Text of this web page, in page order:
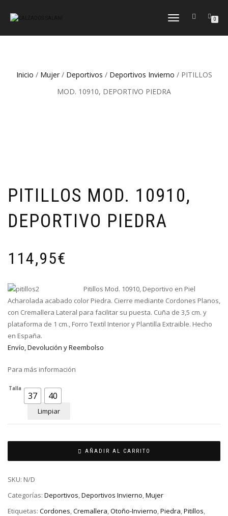
CAMBIAR
0
Inicio / Mujer/ Deportivos / Deportivos Invierno / PITILLOS
MOD. 10910, DEPORTIVO PIEDRA
PITILLOS MOD. 10910,
DEPORTIVO PIEDRA
114,95€
Pitillos Mod. 10910, Deportivo en Piel
Acharolada acabado color Piedra. Cierre mediante Cordones Planos,
con Cremallera Lateral para facilitar su puesta. Cuña de 3,5 cm. y
plataforma de 1 cm., Forro Textil Interior y Plantilla Extraible. Hecho
en España.
Envío, Devolución y Reembolso
Para más información
Talla
37 40
Limpiar
AÑADIR AL CARRITO
SKU: N/D
Categorías: Deportivos,Deportivos Invierno,Mujer
Etiquetas: Cordones,Cremallera,Otoño-Invierno,Piedra,Pitillos,